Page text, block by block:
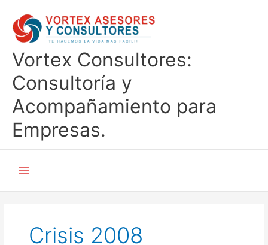
contenido
Vortex Consultores:
Consultoría y
Acompañamiento para
Empresas.
Crisis 2008